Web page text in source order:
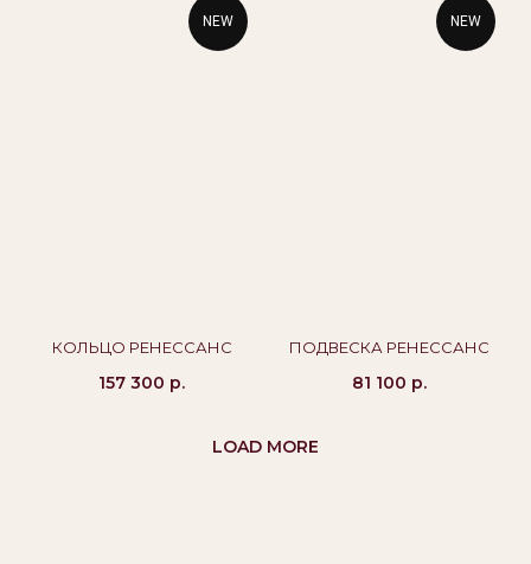
NEW
КОЛЬЦО РЕНЕССАНС
157 300 р.
NEW
ПОДВЕСКА РЕНЕССАНС
81 100 р.
LOAD MORE